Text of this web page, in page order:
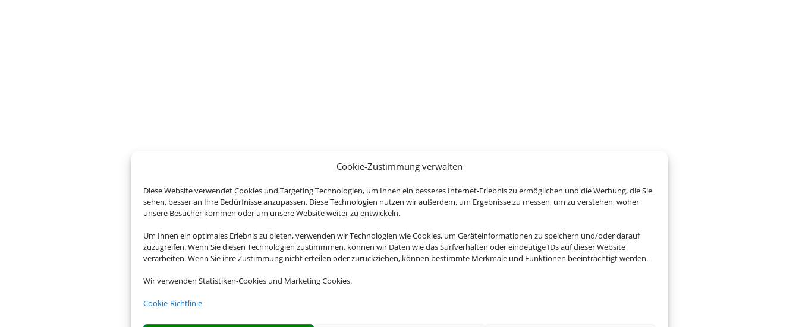
Cookie-Zustimmung verwalten
Diese Website verwendet Cookies und Targeting Technologien, um Ihnen ein besseres Internet-Erlebnis zu ermöglichen und die Werbung, die Sie
sehen, besser an Ihre Bedürfnisse anzupassen. Diese Technologien nutzen wir außerdem, um Ergebnisse zu messen, um zu verstehen, woher
unsere Besucher kommen oder um unsere Website weiter zu entwickeln.
Um Ihnen ein optimales Erlebnis zu bieten, verwenden wir Technologien wie Cookies, um Geräteinformationen zu speichern und/oder darauf
zuzugreifen. Wenn Sie diesen Technologien zustimmmen, können wir Daten wie das Surfverhalten oder eindeutige IDs auf dieser Website
verarbeiten. Wenn Sie ihre Zustimmung nicht erteilen oder zurückziehen, können bestimmte Merkmale und Funktionen beeinträchtigt werden.
Wir verwenden Statistiken-Cookies und Marketing Cookies.
Cookie-Richtlinie